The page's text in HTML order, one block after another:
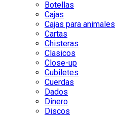
Botellas
Cajas
Cajas para animales
Cartas
Chisteras
Clasicos
Close-up
Cubiletes
Cuerdas
Dados
Dinero
Discos